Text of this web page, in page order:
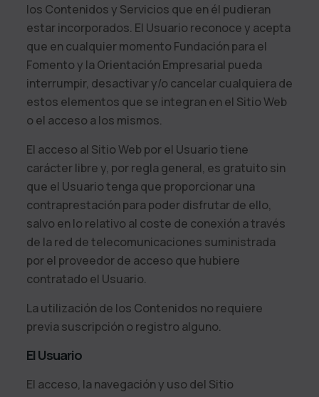
los Contenidos y Servicios que en él pudieran
estar incorporados. El Usuario reconoce y acepta
que en cualquier momento Fundación para el
Fomento y la Orientación Empresarial pueda
interrumpir, desactivar y/o cancelar cualquiera de
estos elementos que se integran en el Sitio Web
o el acceso a los mismos.
El acceso al Sitio Web por el Usuario tiene
carácter libre y, por regla general, es gratuito sin
que el Usuario tenga que proporcionar una
contraprestación para poder disfrutar de ello,
salvo en lo relativo al coste de conexión a través
de la red de telecomunicaciones suministrada
por el proveedor de acceso que hubiere
contratado el Usuario.
La utilización de los Contenidos no requiere
previa suscripción o registro alguno.
El Usuario
El acceso, la navegación y uso del Sitio